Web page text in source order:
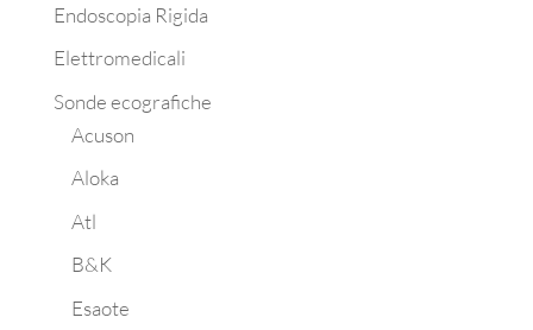
Endoscopia Rigida
Elettromedicali
Sonde ecografiche
Acuson
Aloka
Atl
B&K
Esaote